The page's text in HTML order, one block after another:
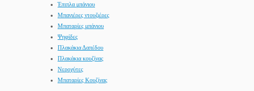
Έπιπλα μπάνιου
Μπανιέρες ντουζιέρες
Μπαταρίες μπάνιου
Ψηφίδες
Πλακάκια Δαπέδου
Πλακάκια κουζίνας
Νεροχύτες
Μπαταρίες Κουζίνας